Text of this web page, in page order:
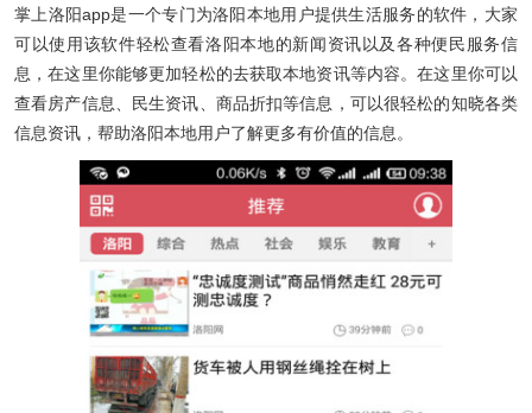
掌上洛阳app是一个专门为洛阳本地用户提供生活服务的软件，大家
可以使用该软件轻松查看洛阳本地的新闻资讯以及各种便民服务信
息，在这里你能够更加轻松的去获取本地资讯等内容。在这里你可以
查看房产信息、民生资讯、商品折扣等信息，可以很轻松的知晓各类
信息资讯，帮助洛阳本地用户了解更多有价值的信息。